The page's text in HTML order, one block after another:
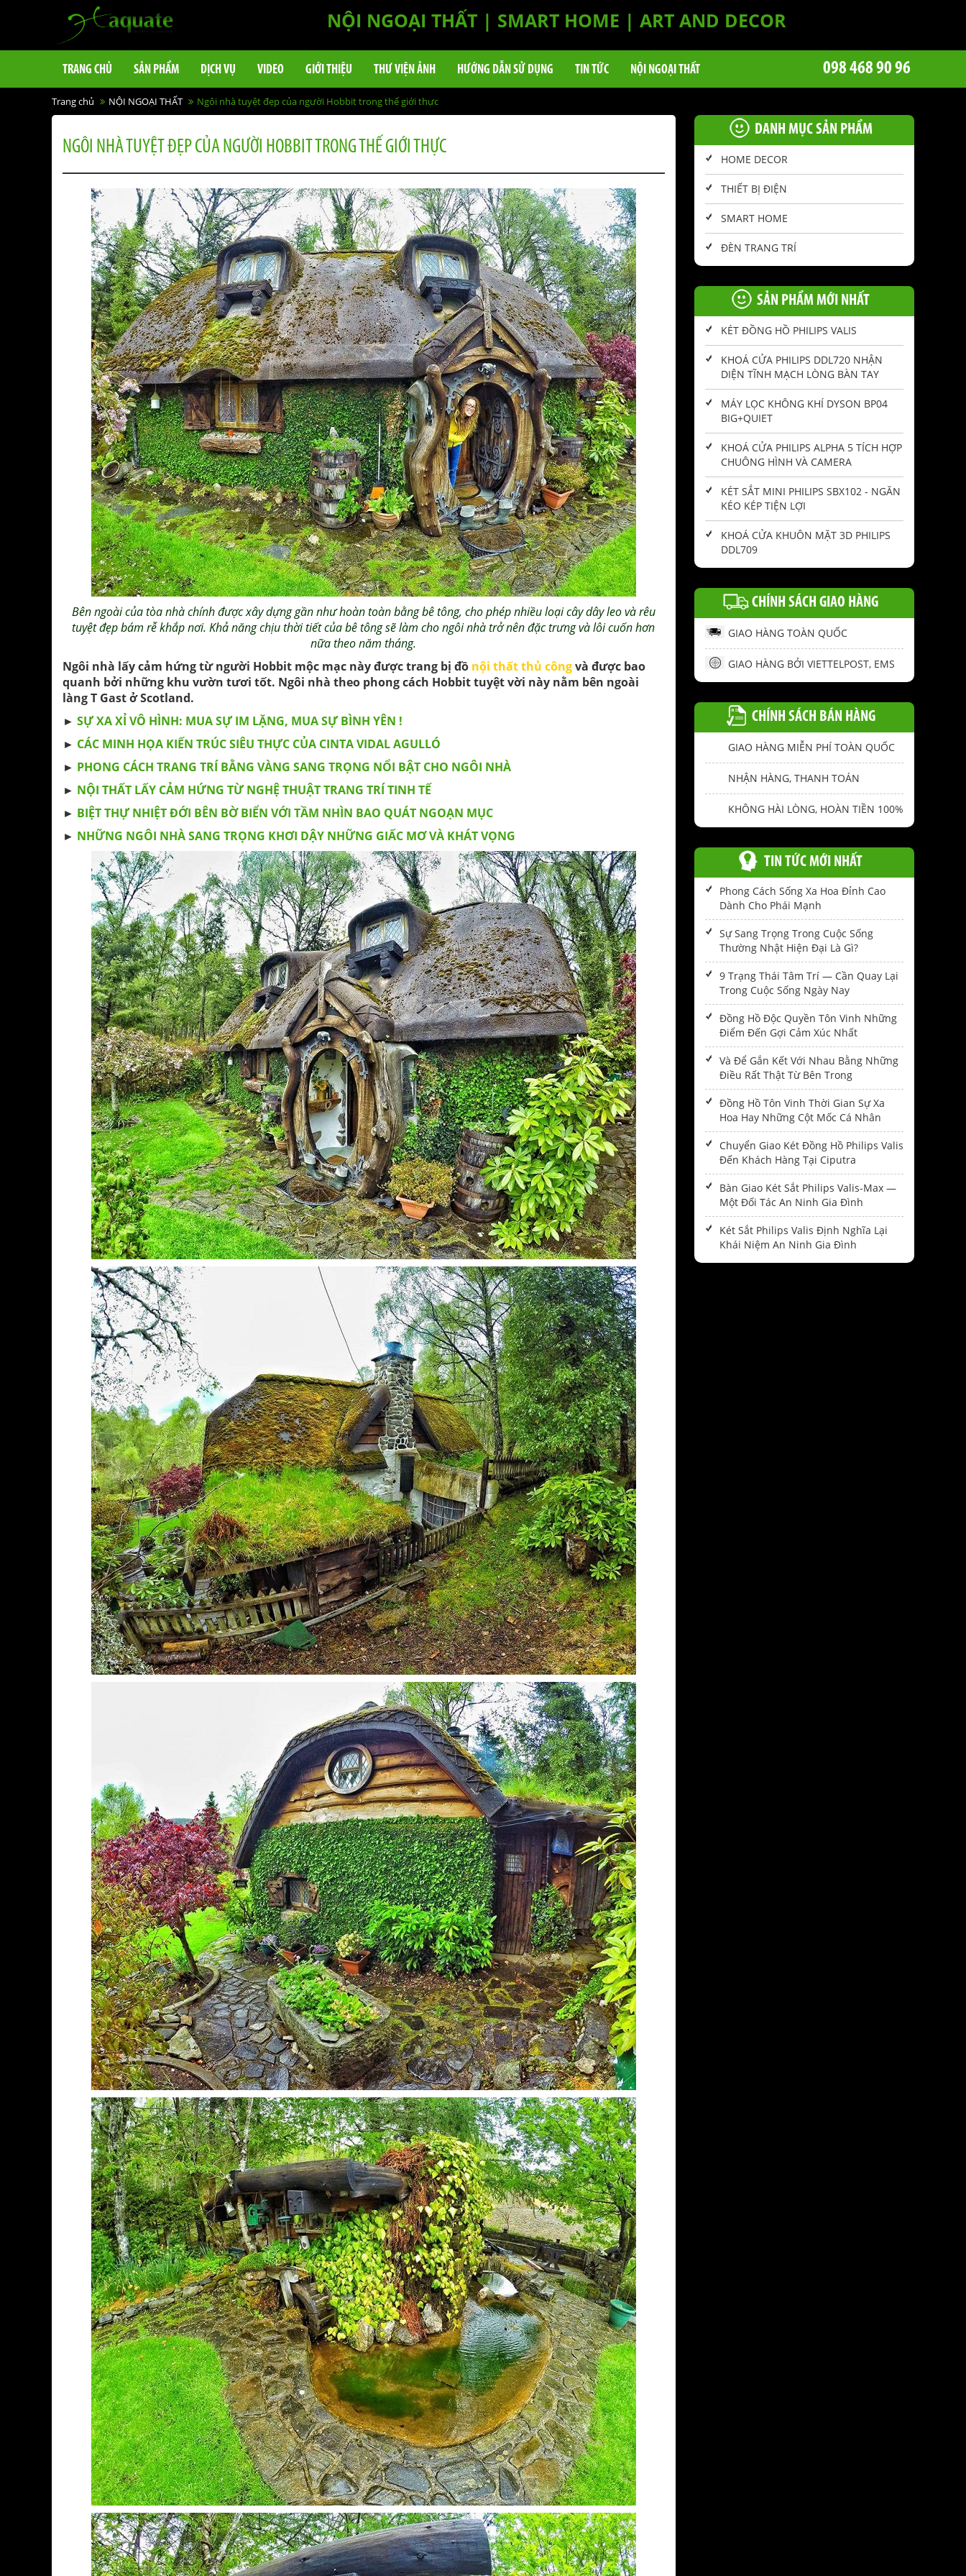
NỘI NGOẠI THẤT | SMART HOME | ART AND DECOR
TRANG CHỦ SẢN PHẨM DỊCH VỤ VIDEO GIỚI THIỆU THƯ VIỆN ẢNH HƯỚNG DẪN SỬ DỤNG TIN TỨC NỘI NGOẠI THẤT 098 468 90 96
Trang chủ NỘI NGOẠI THẤT Ngôi nhà tuyệt đẹp của người Hobbit trong thế giới thực
NGÔI NHÀ TUYỆT ĐẸP CỦA NGƯỜI HOBBIT TRONG THẾ GIỚI THỰC
Bên ngoài của tòa nhà chính được xây dựng gần như hoàn toàn bằng bê tông, cho phép nhiều loại cây dây leo và rêu
tuyệt đẹp bám rễ khắp nơi. Khả năng chịu thời tiết của bê tông sẽ làm cho ngôi nhà trở nên đặc trưng và lôi cuốn hơn
nữa theo năm tháng.
Ngôi nhà lấy cảm hứng từ người Hobbit mộc mạc này được trang bị đồ nội thất thủ côngvà được bao
quanh bởi những khu vườn tươi tốt. Ngôi nhà theo phong cách Hobbit tuyệt vời này nằm bên ngoài
làng T Gast ở Scotland.
► SỰ XA XỈ VÔ HÌNH: MUA SỰ IM LẶNG, MUA SỰ BÌNH YÊN !
► CÁC MINH HỌA KIẾN ​​TRÚC SIÊU THỰC CỦA CINTA VIDAL AGULLÓ
► PHONG CÁCH TRANG TRÍ BẰNG VÀNG SANG TRỌNG NỔI BẬT CHO NGÔI NHÀ
► NỘI THẤT LẤY CẢM HỨNG TỪ NGHỆ THUẬT TRANG TRÍ TINH TẾ
► BIỆT THỰ NHIỆT ĐỚI BÊN BỜ BIỂN VỚI TẦM NHÌN BAO QUÁT NGOẠN MỤC
► NHỮNG NGÔI NHÀ SANG TRỌNG KHƠI DẬY NHỮNG GIẤC MƠ VÀ KHÁT VỌNG
DANH MỤC SẢN PHẨM
HOME DECOR
THIẾT BỊ ĐIỆN
SMART HOME
ĐÈN TRANG TRÍ
SẢN PHẨM MỚI NHẤT
KÉT ĐỒNG HỒ PHILIPS VALIS
KHOÁ CỬA PHILIPS DDL720 NHẬN
DIỆN TĨNH MẠCH LÒNG BÀN TAY
MÁY LỌC KHÔNG KHÍ DYSON BP04
BIG+QUIET
KHOÁ CỬA PHILIPS ALPHA 5 TÍCH HỢP
CHUÔNG HÌNH VÀ CAMERA
KÉT SẮT MINI PHILIPS SBX102 - NGĂN
KÉO KÉP TIỆN LỢI
KHOÁ CỬA KHUÔN MẶT 3D PHILIPS
DDL709
CHÍNH SÁCH GIAO HÀNG
GIAO HÀNG TOÀN QUỐC
GIAO HÀNG BỞI VIETTELPOST, EMS
CHÍNH SÁCH BÁN HÀNG
GIAO HÀNG MIỄN PHÍ TOÀN QUỐC
NHẬN HÀNG, THANH TOÁN
KHÔNG HÀI LÒNG, HOÀN TIỀN 100%
TIN TỨC MỚI NHẤT
Phong Cách Sống Xa Hoa Đỉnh Cao
Dành Cho Phái Mạnh
Sự Sang Trọng Trong Cuộc Sống
Thường Nhật Hiện Đại Là Gì?
9 Trạng Thái Tâm Trí — Cần Quay Lại
Trong Cuộc Sống Ngày Nay
Đồng Hồ Độc Quyền Tôn Vinh Những
Điểm Đến Gợi Cảm Xúc Nhất
Và Để Gắn Kết Với Nhau Bằng Những
Điều Rất Thật Từ Bên Trong
Đồng Hồ Tôn Vinh Thời Gian Sự Xa
Hoa Hay Những Cột Mốc Cá Nhân
Chuyển Giao Két Đồng Hồ Philips Valis
Đến Khách Hàng Tại Ciputra
Bàn Giao Két Sắt Philips Valis-Max —
Một Đối Tác An Ninh Gia Đình
Két Sắt Philips Valis Định Nghĩa Lại
Khái Niệm An Ninh Gia Đình